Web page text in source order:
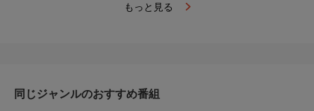
もっと見る
同じジャンルのおすすめ番組